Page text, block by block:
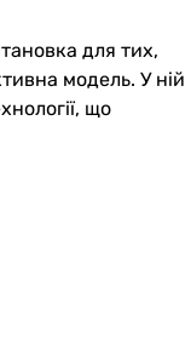
для тих,
модель. У ній
що